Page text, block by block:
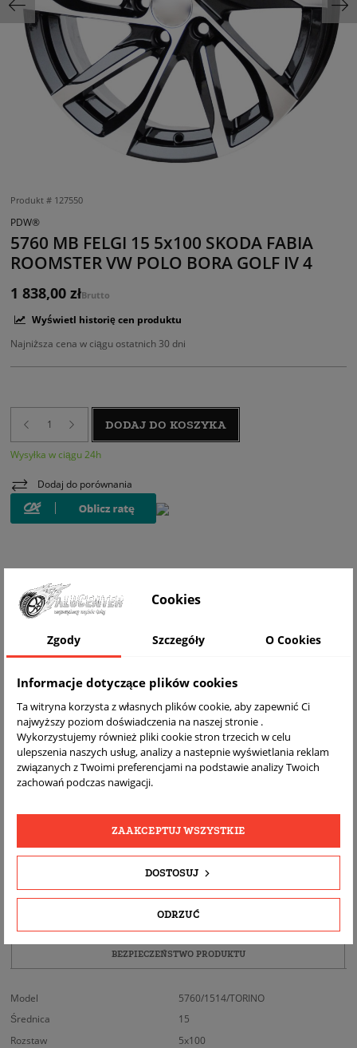
Produkt # 127550
PDW®
5760 MB FELGI 15 5x100 SKODA FABIA
ROOMSTER VW POLO BORA GOLF IV 4
1 838,00 złBrutto
Wyświetl historię cen produktu
Najniższa cena w ciągu ostatnich 30 dni
DODAJ DO KOSZYKA
Wysyłka w ciągu 24h
Dodaj do porównania
DARMOWA
WYSYŁKA
BEZPŁATNY
REALNE
OPIS
BEZPIECZEŃSTWO PRODUKTU
Model
5760/1514/TORINO
Średnica
15
Rozstaw
5x100
Cookies
Zgody Szczegóły O Cookies
Informacje dotyczące plików cookies
Ta witryna korzysta z własnych plików cookie, aby zapewnić Ci
najwyższy poziom doświadczenia na naszej stronie .
Wykorzystujemy również pliki cookie stron trzecich w celu
ulepszenia naszych usług, analizy a nastepnie wyświetlania reklam
związanych z Twoimi preferencjami na podstawie analizy Twoich
zachowań podczas nawigacji.
ODRZUĆ
DOSTOSUJ
ZAAKCEPTUJ WSZYSTKIE